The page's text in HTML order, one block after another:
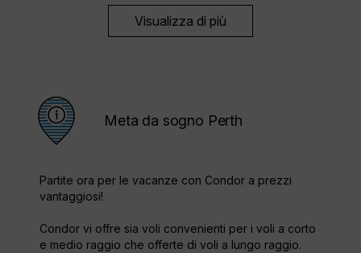
Visualizza di più
Meta da sogno Perth
Partite ora per le vacanze con Condor a prezzi
vantaggiosi!
Condor vi offre sia voli convenienti per i voli a corto
e medio raggio che offerte di voli a lungo raggio.